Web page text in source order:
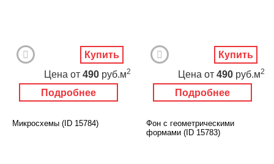
Подробнее
Цена от 490 руб.м2
Купить
Подробнее
Цена от 490 руб.м2
Купить
Микросхемы (ID 15784)
Фон с геометрическими
формами (ID 15783)